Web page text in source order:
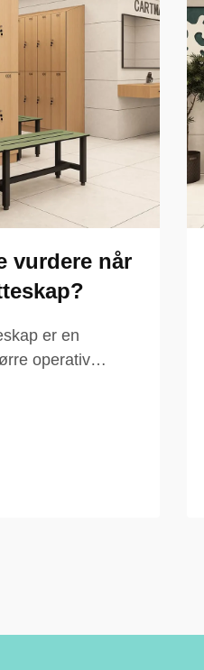
vurdere når
er en
operativ
om du utstyrer